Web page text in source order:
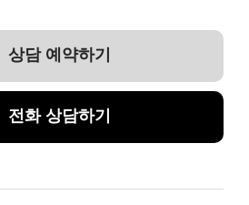
상담 예약하기
전화 상담하기